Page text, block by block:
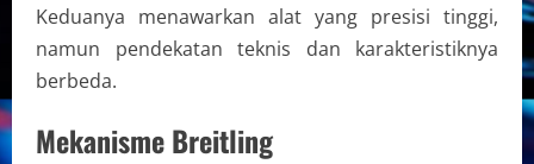
Keduanya menawarkan alat yang presisi tinggi,
namun pendekatan teknis dan karakteristiknya
berbeda.
Mekanisme Breitling